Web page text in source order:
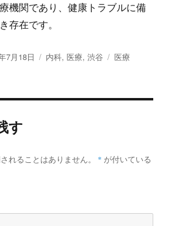
機関であり、健康トラブルに備
存在です。
7月18日
カ
リ
内科,医療,渋谷
タ
医療
す
れることはありません。 * が付いている